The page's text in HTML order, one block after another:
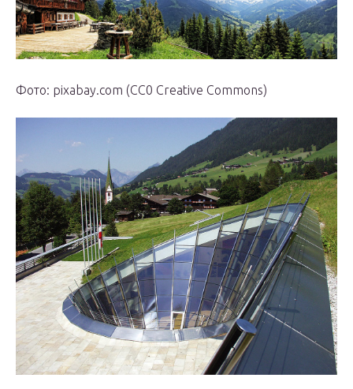
Фото: pixabay.com (CC0 Creative Commons)